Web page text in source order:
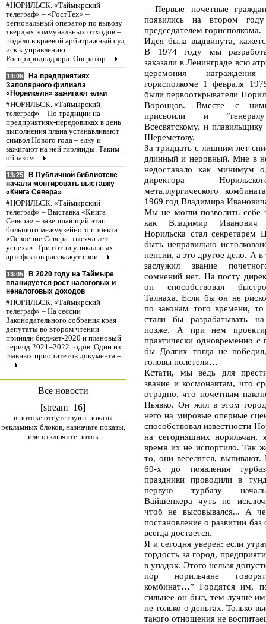
#НОРИЛЬСК. «Таймырский
телеграф» – «РостТех» –
региональный оператор по вывозу
твердых коммунальных отходов –
подало в краевой арбитражный суд
иск к управлению
Росприроднадзора. Оператор…
14:05
На предприятиях
Заполярного филиала
«Норникеля» зажигают елки
#НОРИЛЬСК. «Таймырский
телеграф» – По традиции на
предприятиях-передовиках в день
выполнения плана устанавливают
символ Нового года – елку и
зажигают на ней гирлянды. Таким
образом…
13:25
В Публичной библиотеке
начали монтировать выставку
«Книга Севера»
#НОРИЛЬСК. «Таймырский
телеграф» – Выставка «Книга
Севера» – завершающий этап
большого межмузейного проекта
«Освоение Севера: тысяча лет
успеха». Три сотни уникальных
артефактов расскажут свои…
13:05
В 2020 году на Таймыре
планируется рост налоговых и
неналоговых доходов
#НОРИЛЬСК. «Таймырский
телеграф» – На сессии
Законодательного собрания края
депутаты во втором чтении
приняли бюджет-2020 и плановый
период 2021–2022 годов. Один из
главных приоритетов документа –
…
Все новости
[stream=16]
в потоке отсутствуют показы
рекламных блоков, назначьте показы,
или отключите поток
– Первые почетные
появились на втором
председателем горисполкома.
Идея была выдвинута,
В 1974 году мы
заказали в Ленинграде всю
церемония
горисполкоме 1 февраля
были первооткрыватели
Воронцов. Вместе с
присвоили и
Всесвятскому, и
Шереметову.
За тридцать с лишним лет
длинный и неровный. Мне в
недоставало как минимум
директора
металлургического
1969 год Владимира
Мы не могли позволить себе
как Владимир Иванович
Норильска стал секретарем
быть неправильно
пенсии, а это другое дело. А
заслужил звание
сомнений нет. На посту
он способствовал
Талнаха. Если бы он не
по законам того времени,
стали бы разрабатывать
позже. А при нем
практически одновременно с
бы Долгих тогда не
головы полетели…
Кстати, мы ведь для
звание и космонавтам, что
отрадно, что почетным
Пьявко. Он жил в этом
него на мировые оперные
способствовал известности
на сегодняшних
время их не испортило. Так
то, они веселятся, выпивают.
60-х до появления
праздники проводили в
первую турбазу
Вайшенкера чуть не
чтоб не высовывался... А
постановление о развитии
всегда достается.
Я и сегодня уверен: если
гордость за город,
в упадок. Этого нельзя
пор норильчане
комбинат…” Гордятся им,
сильнее он был, тем лучше
не только о деньгах. Только
такого отношения не